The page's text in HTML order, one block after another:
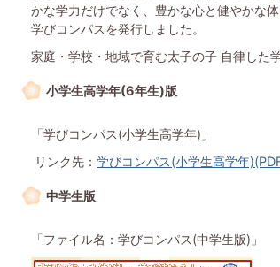
かな学力だけでなく、豊かな心と健やかな
学びコンパスを発行しました。
家庭・学校・地域で育む太子の子 自律した
小学生高学年(6年生)版
「学びコンパス(小学生高学年)」
リンク先： 学びコンパス(小学生高学年
中学生版
「ファイル名：学びコンパス(中学生版)」